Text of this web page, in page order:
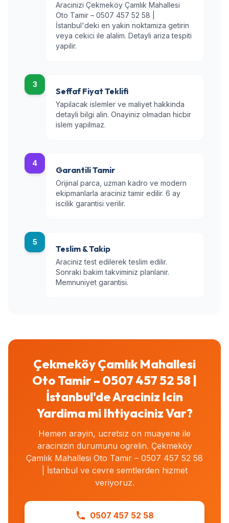
Aracinizi Çekmeköy Çamlık Mahallesi
Oto Tamir – 0507 457 52 58 |
İstanbul'deki en yakin noktamiza getirin
veya cekici ile alalim. Detayli ariza tespiti
yapilir.
3
Seffaf Fiyat Teklifi
Yapilacak islemler ve maliyet hakkinda
detayli bilgi alin. Onayiniz olmadan hicbir
islem yapilmaz.
4
Garantili Tamir
Orijinal parca, uzman kadro ve modern
ekipmanlarla araciniz tamir edilir. 6 ay
iscilik garantisi verilir.
5
Teslim & Takip
Araciniz test edilerek teslim edilir.
Sonraki bakim takviminiz planlanir.
Memnuniyet garantisi.
Çekmeköy Çamlık Mahallesi
Oto Tamir – 0507 457 52 58 |
İstanbul'de Araciniz Icin
Yardima mi Ihtiyaciniz Var?
Hemen arayin, ucretsiz on muayene ile
aracinizin durumunu ogrelin. Çekmeköy
Çamlık Mahallesi Oto Tamir – 0507 457 52 58
| İstanbul ve cevre semtlerden hizmet
veriyoruz.
0507 457 52 58